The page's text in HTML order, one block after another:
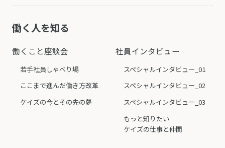
また当社サイトでは個人情報を入力して
いただく部分にSSL（Secure Sockets
Layer）のデータ暗号化システムを利用
しております。さらに、サイト内におけ
置するなどの方策を採っております。
ただし、インターネット通信の性格上、
セキュリティを完全に保証するものでは
ありませんので、あらかじめご了承くだ
働く人を知る
働くこと座談会
若手社員しゃべり場
ここまで進んだ働き方改革
ケイズの今とその先の夢
社員インタビュー
スペシャルインタビュー_01
スペシャルインタビュー_02
スペシャルインタビュー_03
もっと知りたい
ケイズの仕事と仲間